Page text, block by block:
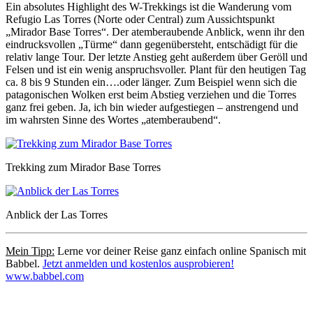
Ein absolutes Highlight des W-Trekkings ist die Wanderung vom
Refugio Las Torres (Norte oder Central) zum Aussichtspunkt
„Mirador Base Torres“. Der atemberaubende Anblick, wenn ihr den
eindrucksvollen „Türme“ dann gegenübersteht, entschädigt für die
relativ lange Tour. Der letzte Anstieg geht außerdem über Geröll und
Felsen und ist ein wenig anspruchsvoller. Plant für den heutigen Tag
ca. 8 bis 9 Stunden ein….oder länger. Zum Beispiel wenn sich die
patagonischen Wolken erst beim Abstieg verziehen und die Torres
ganz frei geben. Ja, ich bin wieder aufgestiegen – anstrengend und
im wahrsten Sinne des Wortes „atemberaubend“.
Trekking zum Mirador Base Torres
Anblick der Las Torres
Mein Tipp: Lerne vor deiner Reise ganz einfach online Spanisch mit
Babbel. Jetzt anmelden und kostenlos ausprobieren!
www.babbel.com